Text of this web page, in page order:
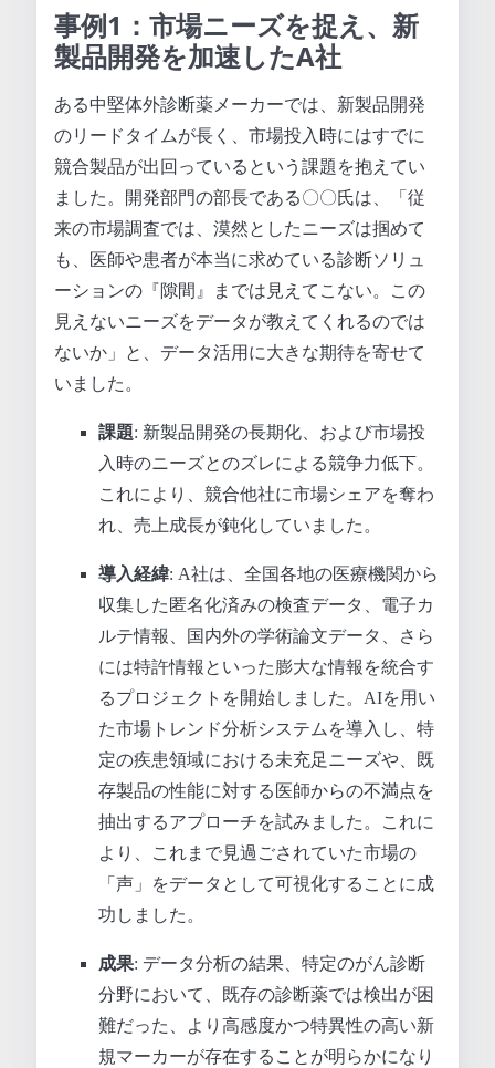
事例1：市場ニーズを捉え、新
製品開発を加速したA社
ある中堅体外診断薬メーカーでは、新製品開発
のリードタイムが長く、市場投入時にはすでに
競合製品が出回っているという課題を抱えてい
ました。開発部門の部長である〇〇氏は、「従
来の市場調査では、漠然としたニーズは掴めて
も、医師や患者が本当に求めている診断ソリュ
ーションの『隙間』までは見えてこない。この
見えないニーズをデータが教えてくれるのでは
ないか」と、データ活用に大きな期待を寄せて
いました。
課題: 新製品開発の長期化、および市場投
入時のニーズとのズレによる競争力低下。
これにより、競合他社に市場シェアを奪わ
れ、売上成長が鈍化していました。
導入経緯: A社は、全国各地の医療機関から
収集した匿名化済みの検査データ、電子カ
ルテ情報、国内外の学術論文データ、さら
には特許情報といった膨大な情報を統合す
るプロジェクトを開始しました。AIを用い
た市場トレンド分析システムを導入し、特
定の疾患領域における未充足ニーズや、既
存製品の性能に対する医師からの不満点を
抽出するアプローチを試みました。これに
より、これまで見過ごされていた市場の
「声」をデータとして可視化することに成
功しました。
成果: データ分析の結果、特定のがん診断
分野において、既存の診断薬では検出が困
難だった、より高感度かつ特異性の高い新
規マーカーが存在することが明らかになり